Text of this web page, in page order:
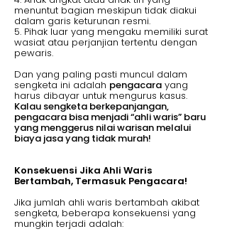
menuntut bagian meskipun tidak diakui
dalam garis keturunan resmi.
5. Pihak luar yang mengaku memiliki surat
wasiat atau perjanjian tertentu dengan
pewaris.
Dan yang paling pasti muncul dalam
sengketa ini adalah pengacara yang
harus dibayar untuk mengurus kasus.
Kalau sengketa berkepanjangan,
pengacara bisa menjadi “ahli waris” baru
yang menggerus nilai warisan melalui
biaya jasa yang tidak murah!
Konsekuensi Jika Ahli Waris
Bertambah, Termasuk Pengacara!
Jika jumlah ahli waris bertambah akibat
sengketa, beberapa konsekuensi yang
mungkin terjadi adalah: